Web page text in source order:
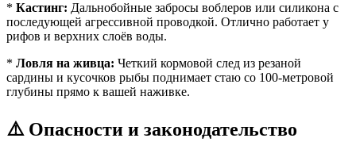
* Кастинг: Дальнобойные забросы воблеров или силикона с
последующей агрессивной проводкой. Отлично работает у
рифов и верхних слоёв воды.
* Ловля на живца: Четкий кормовой след из резаной
сардины и кусочков рыбы поднимает стаю со 100-метровой
глубины прямо к вашей наживке.
⚠️ Опасности и законодательство